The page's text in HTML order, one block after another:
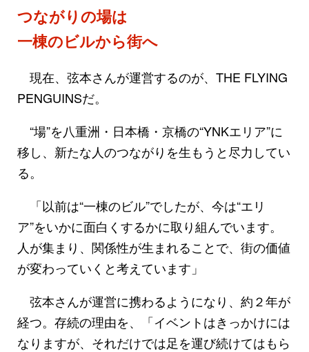
つながりの場は
一棟のビルから街へ
現在、弦本さんが運営するのが、THE FLYING
PENGUINSだ。
“場”を八重洲・日本橋・京橋の“YNKエリア”に
移し、新たな人のつながりを生もうと尽力してい
る。
「以前は“一棟のビル”でしたが、今は“エリ
ア”をいかに面白くするかに取り組んでいます。
人が集まり、関係性が生まれることで、街の価値
が変わっていくと考えています」
弦本さんが運営に携わるようになり、約２年が
経つ。存続の理由を、「イベントはきっかけには
なりますが、それだけでは足を運び続けてはもら